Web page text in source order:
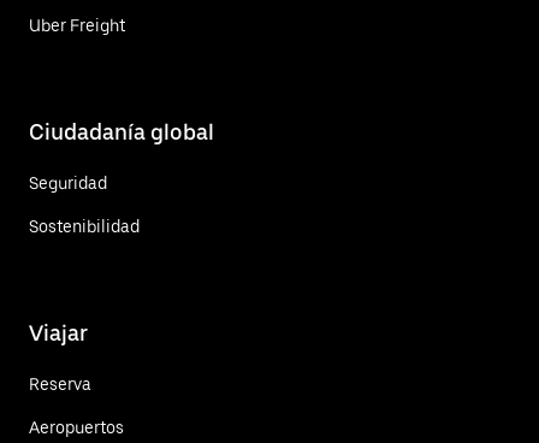
Uber Freight
Ciudadanía global
Seguridad
Sostenibilidad
Viajar
Reserva
Aeropuertos